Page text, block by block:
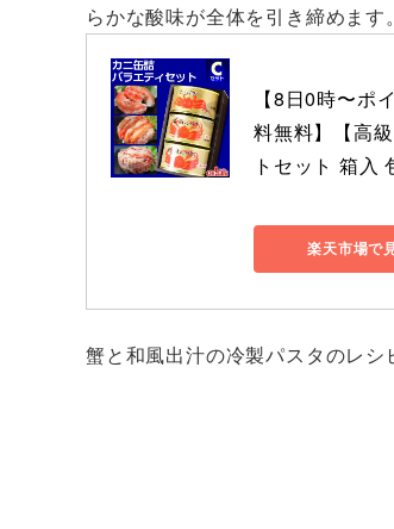
らかな酸味が全体を引き締めま
【8日0時〜ポ
料無料】【高
トセット 箱
楽天市場で
蟹と和風出汁の冷製パスタのレシ